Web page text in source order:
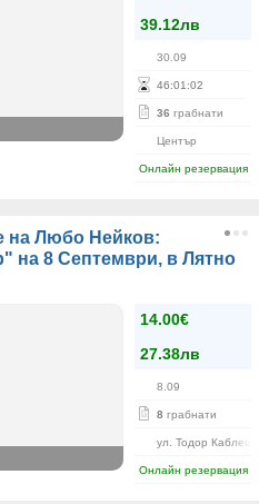
39.12лв
30.09
46:01 :01
36 грабнати
Център
Онлайн резервация
на Любо Нейков:
на 8 Септември, в Лятно
14.00€
27.38лв
8.09
8 грабнати
ул. Тодор
Онлайн резервация